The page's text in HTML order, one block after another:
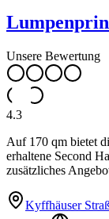
Unsere Bewertung
4.3
Auf 170 qm bietet
erhaltene Second
zusätzliches
Kyffhäuser